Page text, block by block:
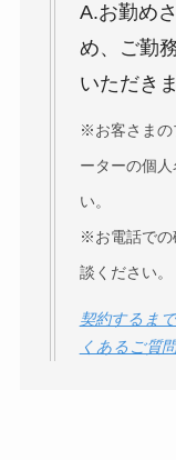
A.お勤め
め、ご勤
いただきま
※お客さまの
ーターの個
い。
※お電話での
談ください。
契約するま
くあるご質問